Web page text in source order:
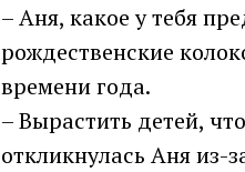
– Аня, какое у тебя
рождественские
времени года.
– Вырастить детей,
откликнулась Аня